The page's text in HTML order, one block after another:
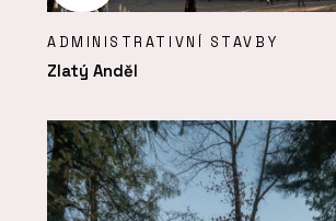
ADMINISTRATIVNÍ STAVBY
Zlatý Anděl